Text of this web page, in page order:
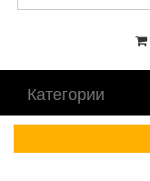
Категории